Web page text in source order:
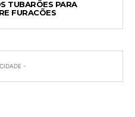
TUBARÕES PARA
FURACÕES
-